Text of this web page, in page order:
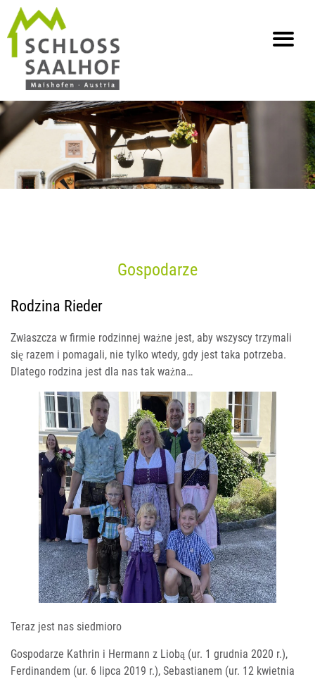
info@saalhof.at
Strona główna Kontakt Ochrona danych osobowych
Gospodarze
Rodzina Rieder
Zwłaszcza w firmie rodzinnej ważne jest, aby wszyscy trzymali
się razem i pomagali, nie tylko wtedy, gdy jest taka potrzeba.
Dlatego rodzina jest dla nas tak ważna…
Teraz jest nas siedmioro
Gospodarze Kathrin i Hermann z Liobą (ur. 1 grudnia 2020 r.),
Ferdinandem (ur. 6 lipca 2019 r.), Sebastianem (ur. 12 kwietnia